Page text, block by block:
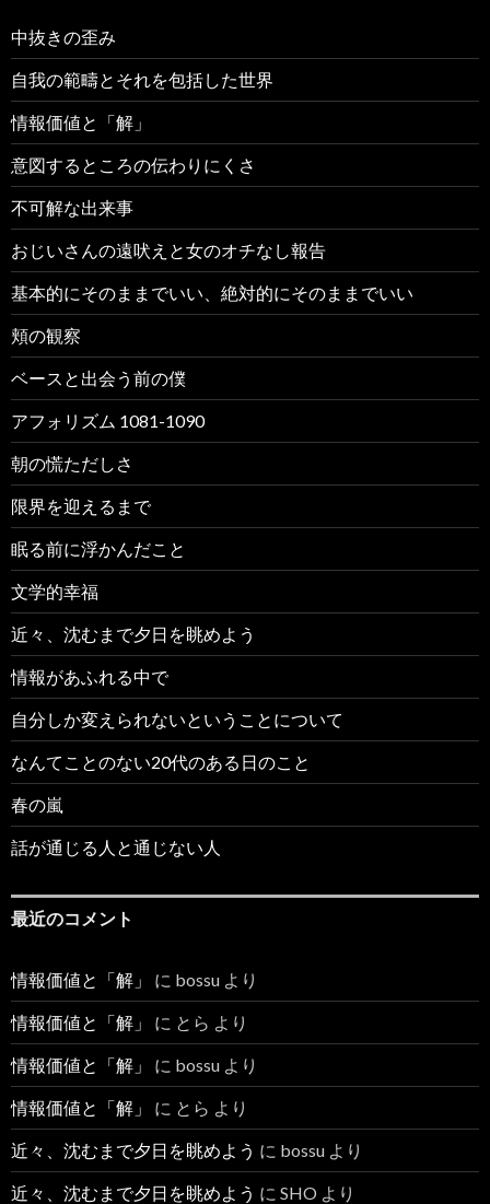
中抜きの歪み
自我の範疇とそれを包括した世界
情報価値と「解」
意図するところの伝わりにくさ
不可解な出来事
おじいさんの遠吠えと女のオチなし報告
基本的にそのままでいい、絶対的にそのままでいい
頬の観察
ベースと出会う前の僕
アフォリズム 1081-1090
朝の慌ただしさ
限界を迎えるまで
眠る前に浮かんだこと
文学的幸福
近々、沈むまで夕日を眺めよう
情報があふれる中で
自分しか変えられないということについて
なんてことのない20代のある日のこと
春の嵐
話が通じる人と通じない人
最近のコメント
情報価値と「解」 に bossu より
情報価値と「解」 に とら より
情報価値と「解」 に bossu より
情報価値と「解」 に とら より
近々、沈むまで夕日を眺めよう に bossu より
近々、沈むまで夕日を眺めよう に SHO より